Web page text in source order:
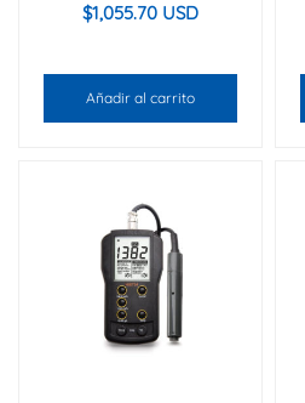
$1,055.70 USD
Añadir al carrito